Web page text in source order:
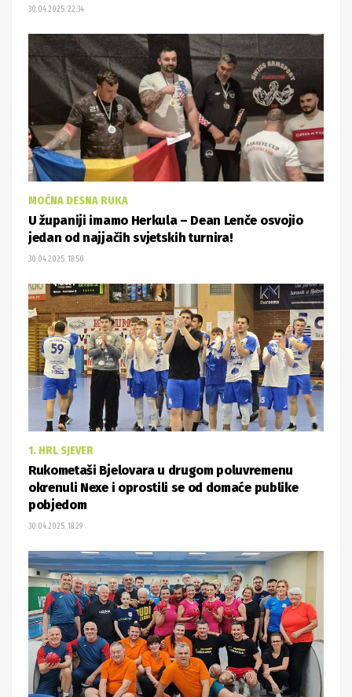
30.04.2025. 22:34
MOĆNA DESNA RUKA
U županiji imamo Herkula – Dean Lenče osvojio
jedan od najjačih svjetskih turnira!
30.04.2025. 18:50
1. HRL SJEVER
Rukometaši Bjelovara u drugom poluvremenu
okrenuli Nexe i oprostili se od domaće publike
pobjedom
30.04.2025. 18:29